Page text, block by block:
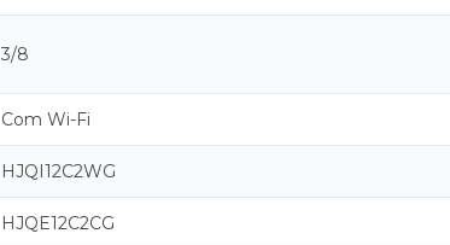
3/8
Com Wi-Fi
HJQI12C2WG
HJQE12C2CG